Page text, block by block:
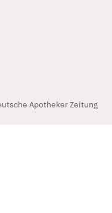
Apotheker Zeitung